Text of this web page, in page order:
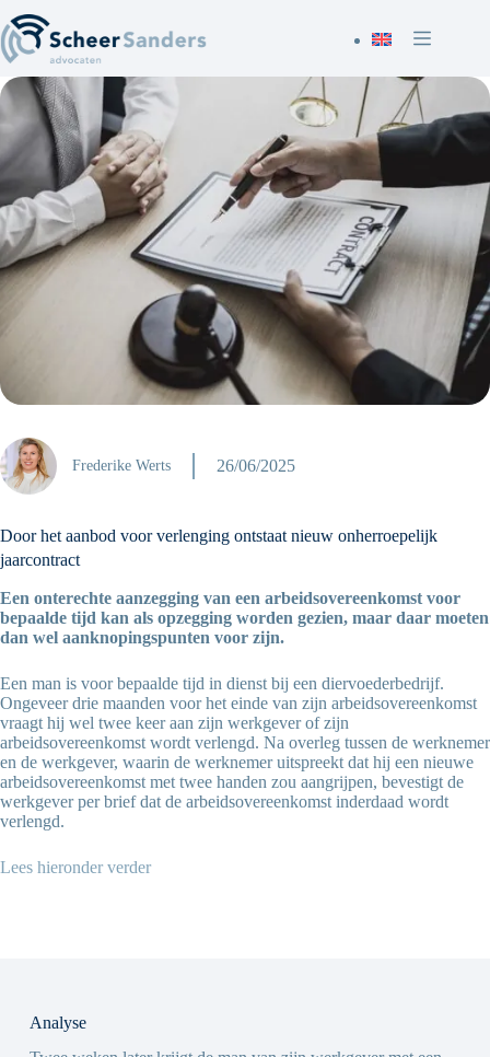
naar
de
inhoud
Frederike Werts 26/06/2025
Door het aanbod voor verlenging ontstaat nieuw onherroepelijk
jaarcontract
Een onterechte aanzegging van een arbeidsovereenkomst voor
bepaalde tijd kan als opzegging worden gezien, maar daar moeten
dan wel aanknopingspunten voor zijn.
Een man is voor bepaalde tijd in dienst bij een diervoederbedrijf.
Ongeveer drie maanden voor het einde van zijn arbeidsovereenkomst
vraagt hij wel twee keer aan zijn werkgever of zijn
arbeidsovereenkomst wordt verlengd. Na overleg tussen de werknemer
en de werkgever, waarin de werknemer uitspreekt dat hij een nieuwe
arbeidsovereenkomst met twee handen zou aangrijpen, bevestigt de
werkgever per brief dat de arbeidsovereenkomst inderdaad wordt
verlengd.
Lees hieronder verder
Analyse